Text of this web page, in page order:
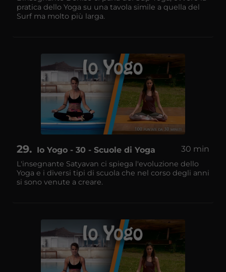
pratica dello Yoga su una tavola simile a quella del
Surf ma molto più larga.
29 Io Yogo - 30 - Scuole di Yoga 30 min
L'insegnante Satyavan ci spiega l'evoluzione dello
Yoga e i diversi tipi di scuola che nel corso degli anni
si sono venute a creare.